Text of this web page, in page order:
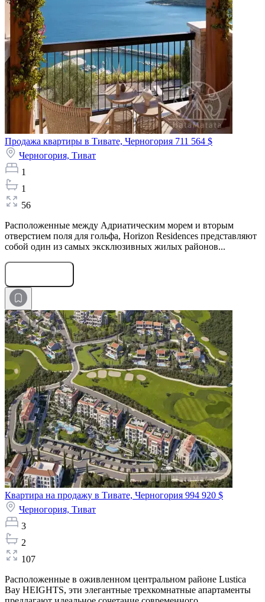
Продажа квартиры в Тивате, Черногория 711 564 $
Черногория, Тиват
1
1
56
Расположенные между Адриатическим морем и вторым
отверстием поля для гольфа, Horizon Residences представляют
собой один из самых эксклюзивных жилых районов...
Квартира на продажу в Тивате, Черногория 994 920 $
Черногория, Тиват
3
2
107
Расположенные в оживленном центральном районе Lustica
Bay HEIGHTS, эти элегантные трехкомнатные апартаменты